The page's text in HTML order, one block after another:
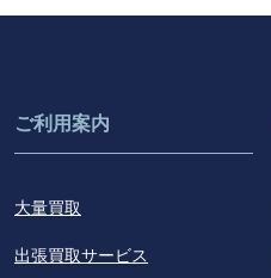
ご利用案内
大量買取
出張買取サービス